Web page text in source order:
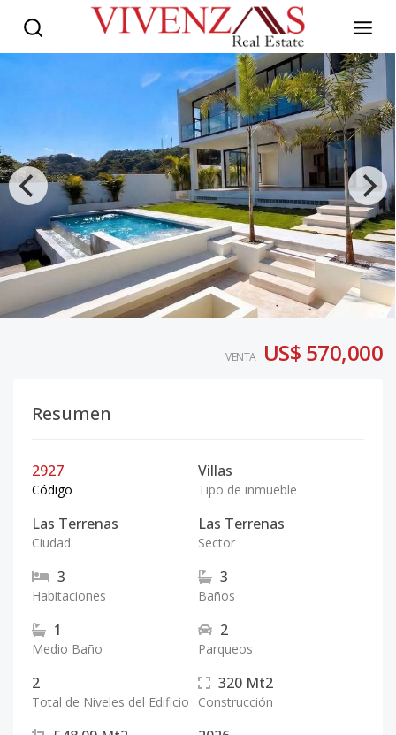
VENTA US$ 570,000
Resumen
2927
Código
Villas
Tipo de inmueble
Las Terrenas
Ciudad
Las Terrenas
Sector
3
Habitaciones
3
Baños
1
Medio Baño
2
Parqueos
2
Total de Niveles del Edificio
320 Mt2
Construcción